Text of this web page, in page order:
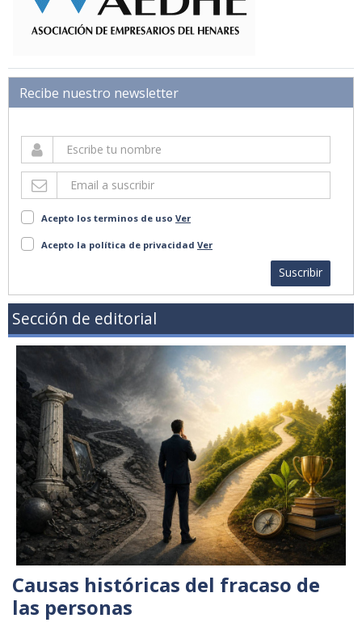
Recibe nuestro newsletter
Acepto los terminos de uso Ver
Acepto la política de privacidad Ver
Suscribir
Sección de editorial
Causas históricas del fracaso de
las personas